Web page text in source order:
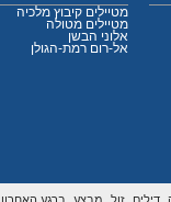
מטיילים קיבוץ מלכיה
מטיילים מטולה
אלוני הבשן
אל-רום רמת-הגולן